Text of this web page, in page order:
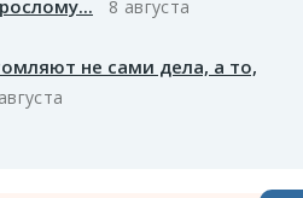
8 августа
не сами дела, а то,